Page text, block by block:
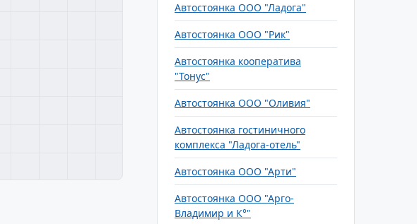
Автостоянка ООО "Ладога"
Автостоянка ООО "Рик"
Автостоянка кооператива
"Тонус"
Автостоянка ООО "Оливия"
Автостоянка гостиничного
комплекса "Ладога-отель"
Автостоянка ООО "Арти"
Автостоянка ООО "Арго-
Владимир и К°"